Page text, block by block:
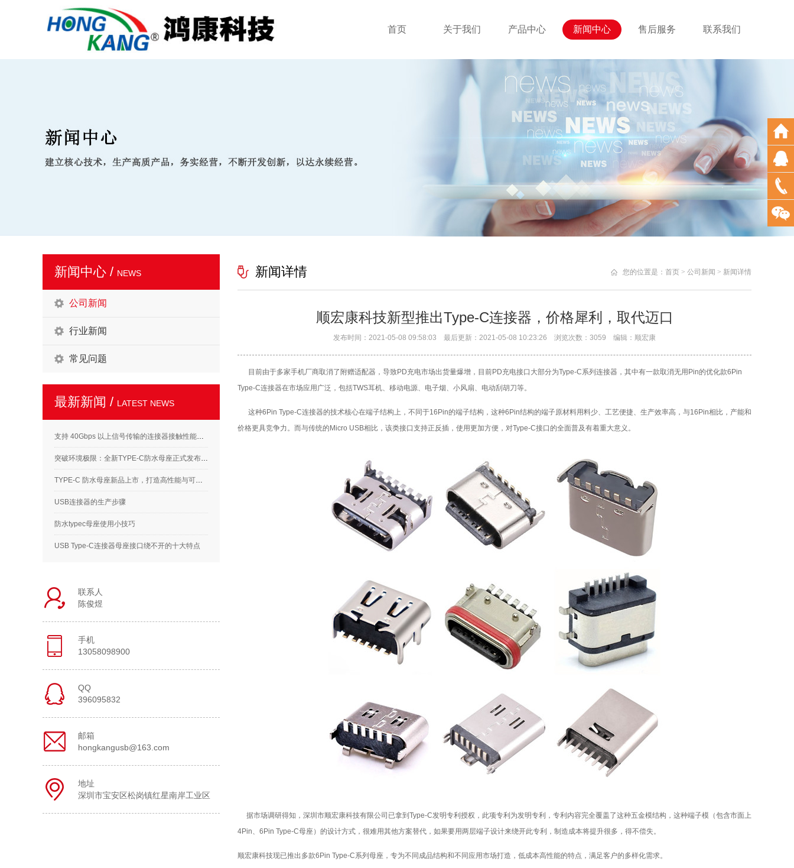
首页 关于我们 产品中心 新闻中心 售后服务 联系我们
新闻中心 / NEWS
公司新闻
行业新闻
常见问题
最新新闻 / LATEST NEWS
支持 40Gbps 以上信号传输的连接器接触性能要求解析
突破环境极限：全新TYPE-C防水母座正式发布，满足高标准应用需求
TYPE-C 防水母座新品上市，打造高性能与可靠性的完美结合
USB连接器的生产步骤
防水typec母座使用小技巧
USB Type-C连接器母座接口绕不开的十大特点
联系人
陈俊煜
手机
13058098900
QQ
396095832
邮箱
hongkangusb@163.com
地址
深圳市宝安区松岗镇红星南岸工业区
您的位置是： 首页 > 公司新闻 > 新闻详情
新闻详情
顺宏康科技新型推出Type-C连接器，价格犀利，取代迈口
发布时间：2021-05-08 09:58:03 最后更新：2021-05-08 10:23:26 浏览次数：3059 编辑：顺宏康
目前由于多家手机厂商取消了附赠适配器，导致PD充电市场出货量爆增，目前PD充电接口大部分为Type-C系列连接器，其中有一款取消无用Pin的优化款6Pin
Type-C连接器在市场应用广泛，包括TWS耳机、移动电源、电子烟、小风扇、电动刮胡刀等。
这种6Pin Type-C连接器的技术核心在端子结构上，不同于16Pin的端子结构，这种6Pin结构的端子原材料用料少、工艺便捷、生产效率高，与16Pin相比，产能和
价格更具竞争力。而与传统的Micro USB相比，该类接口支持正反插，使用更加方便，对Type-C接口的全面普及有着重大意义。
据市场调研得知，深圳市顺宏康科技有限公司已拿到Type-C发明专利授权，此项专利为发明专利，专利内容完全覆盖了这种五金模结构，这种端子模（包含市面上
4Pin、6Pin Type-C母座）的设计方式，很难用其他方案替代，如果要用两层端子设计来绕开此专利，制造成本将提升很多，得不偿失。
顺宏康科技现已推出多款6Pin Type-C系列母座，专为不同成品结构和不同应用市场打造，低成本高性能的特点，满足客户的多样化需求。